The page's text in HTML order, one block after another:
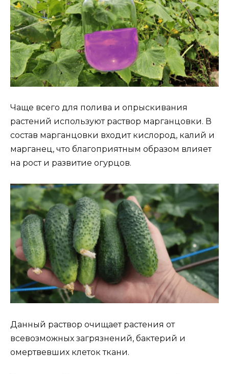
Чаще всего для полива и опрыскивания
растений используют раствор марганцовки. В
состав марганцовки входит кислород, калий и
марганец, что благоприятным образом влияет
на рост и развитие огурцов.
Данный раствор очищает растения от
всевозможных загрязнений, бактерий и
омертвевших клеток ткани.